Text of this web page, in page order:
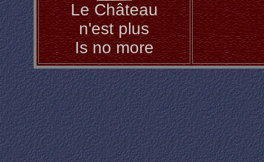
Le Château
n'est plus
Is no more